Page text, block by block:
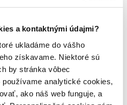
a kontaktnými údajmi?
ukladáme do vášho
získavame. Niektoré sú
by stránka vôbec
analytické cookies,
ako náš web funguje, a
posielame ihneď.
Do košíka